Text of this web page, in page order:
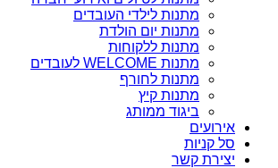
מתנות לילדי העובדים
מתנות יום הולדת
מתנות ללקוחות
מתנות WELCOME לעובדים
מתנות לחורף
מתנות קיץ
ביגוד ממותג
אירועים
סל קניות
יצירת קשר